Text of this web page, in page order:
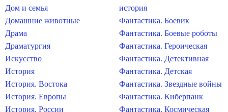
Дом и семья
Домашние животные
Драма
Драматургия
Искусство
История
История. Востока
История. Европы
История. России
история
Фантастика. Боевик
Фантастика. Боевые роботы
Фантастика. Героическая
Фантастика. Детективная
Фантастика. Детская
Фантастика. Звездные войны
Фантастика. Киберпанк
Фантастика. Космическая